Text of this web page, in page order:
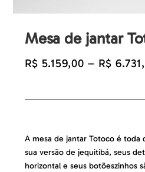
Mesa de jantar
R$ 5.159,00 – R$
A mesa de jantar Totoco é toda
sua versão de jequitibá, seus
horizontal e seus botõeszinhos